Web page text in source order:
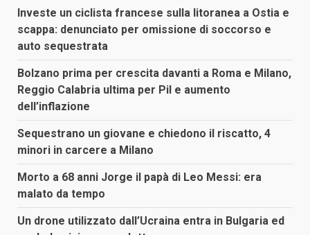
Investe un ciclista francese sulla litoranea a Ostia e
scappa: denunciato per omissione di soccorso e
auto sequestrata
Bolzano prima per crescita davanti a Roma e Milano,
Reggio Calabria ultima per Pil e aumento
dell’inflazione
Sequestrano un giovane e chiedono il riscatto, 4
minori in carcere a Milano
Morto a 68 anni Jorge il papà di Leo Messi: era
malato da tempo
Un drone utilizzato dall’Ucraina entra in Bulgaria ed